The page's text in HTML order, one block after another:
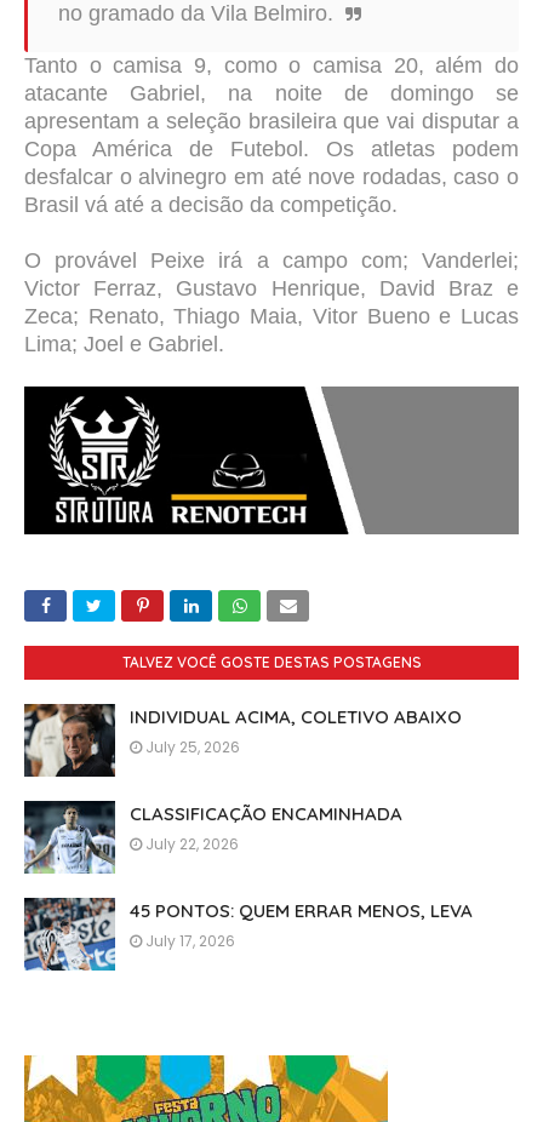
no gramado da Vila Belmiro.
Tanto o camisa 9, como o camisa 20, além do
atacante Gabriel, na noite de domingo se
apresentam a seleção brasileira que vai disputar a
Copa América de Futebol. Os atletas podem
desfalcar o alvinegro em até nove rodadas, caso o
Brasil vá até a decisão da competição.
O provável Peixe irá a campo com; Vanderlei;
Victor Ferraz, Gustavo Henrique, David Braz e
Zeca; Renato, Thiago Maia, Vitor Bueno e Lucas
Lima; Joel e Gabriel.
TALVEZ VOCÊ GOSTE DESTAS POSTAGENS
INDIVIDUAL ACIMA, COLETIVO ABAIXO
July 25, 2026
CLASSIFICAÇÃO ENCAMINHADA
July 22, 2026
45 PONTOS: QUEM ERRAR MENOS, LEVA
July 17, 2026